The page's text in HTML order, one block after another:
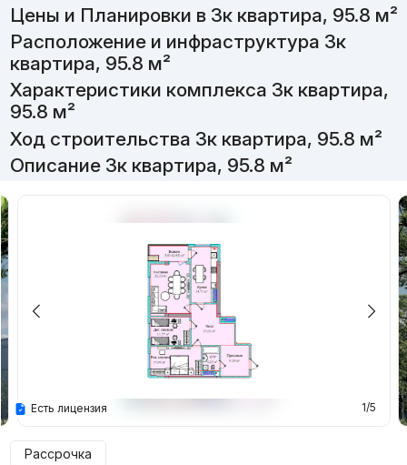
Цены и Планировки в 3к квартира, 95.8 м²
Расположение и инфраструктура 3к
квартира, 95.8 м²
Характеристики комплекса 3к квартира,
95.8 м²
Ход строительства 3к квартира, 95.8 м²
Описание 3к квартира, 95.8 м²
1/5
Есть лицензия
Рассрочка